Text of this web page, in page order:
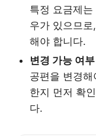
특정 요금제
우가 있으므
해야 합니다.
변경 가능 여
공편을 변경
한지 먼저 확
다.